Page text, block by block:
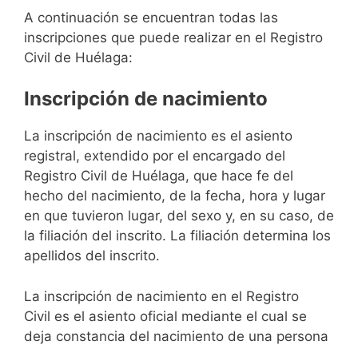
A continuación se encuentran todas las
inscripciones que puede realizar en el Registro
Civil de Huélaga:
Inscripción de nacimiento
La inscripción de nacimiento es el asiento
registral, extendido por el encargado del
Registro Civil de Huélaga, que hace fe del
hecho del nacimiento, de la fecha, hora y lugar
en que tuvieron lugar, del sexo y, en su caso, de
la filiación del inscrito. La filiación determina los
apellidos del inscrito.
La inscripción de nacimiento en el Registro
Civil es el asiento oficial mediante el cual se
deja constancia del nacimiento de una persona